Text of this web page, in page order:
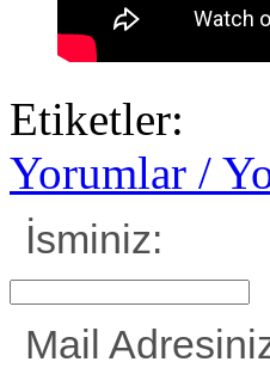
Etiketler:
Yorumlar /
İsminiz:
Mail